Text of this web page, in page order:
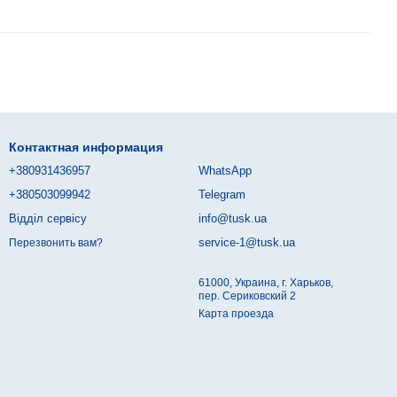
Контактная информация
+380931436957
+380503099942
Відділ сервісу
Перезвонить вам?
WhatsApp
Telegram
info@tusk.ua
service-1@tusk.ua
61000, Украина, г. Харьков,
пер. Сериковский 2
Карта проезда